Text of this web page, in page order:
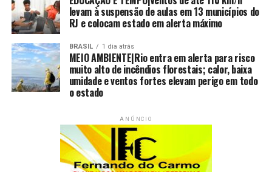
levam à suspensão de aulas em 13 municípios do
RJ e colocam estado em alerta máximo
BRASIL 1 dia atrás
MEIO AMBIENTE|Rio entra em alerta para risco
muito alto de incêndios florestais; calor, baixa
umidade e ventos fortes elevam perigo em todo
o estado
ANÚNCIO